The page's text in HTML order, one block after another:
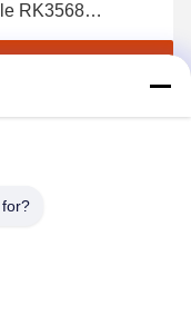
RK3568
em módulos